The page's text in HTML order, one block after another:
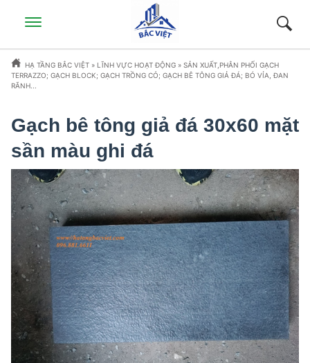
HẠ TẦNG BẮC VIỆT » LĨNH VỰC HOẠT ĐỘNG » SẢN XUẤT,PHÂN PHỐI GẠCH
TERRAZZO; GẠCH BLOCK; GẠCH TRỒNG CỎ; GẠCH BÊ TÔNG GIẢ ĐÁ; BÓ VỈA, ĐAN
RÃNH...
Gạch bê tông giả đá 30x60 mặt
sần màu ghi đá